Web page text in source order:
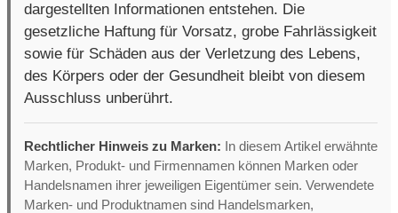
dargestellten Informationen entstehen. Die
gesetzliche Haftung für Vorsatz, grobe Fahrlässigkeit
sowie für Schäden aus der Verletzung des Lebens,
des Körpers oder der Gesundheit bleibt von diesem
Ausschluss unberührt.
Rechtlicher Hinweis zu Marken: In diesem Artikel erwähnte
Marken, Produkt- und Firmennamen können Marken oder
Handelsnamen ihrer jeweiligen Eigentümer sein. Verwendete
Marken- und Produktnamen sind Handelsmarken,